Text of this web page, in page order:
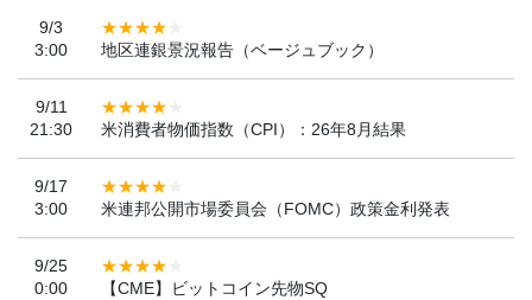
9/3
3:00
地区連銀景況報告（ベージュブック）
9/11
21:30
米消費者物価指数（CPI）：26年8月結果
9/17
3:00
米連邦公開市場委員会（FOMC）政策金利発表
9/25
0:00
【CME】ビットコイン先物SQ